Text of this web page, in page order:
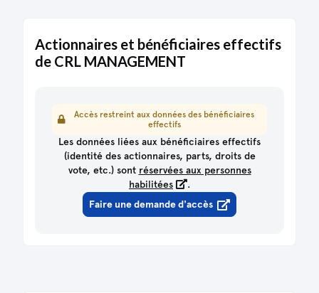
Actionnaires et bénéficiaires effectifs
de CRL MANAGEMENT
Accès restreint aux données des bénéficiaires
effectifs
Les données liées aux bénéficiaires effectifs
(identité des actionnaires, parts, droits de
vote, etc.) sont réservées aux personnes
habilitées
.
Faire une demande d'accès